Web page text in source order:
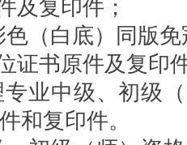
及复印件；
（白底）同版
证书原件及复印
专业中级、初级
和复印件。